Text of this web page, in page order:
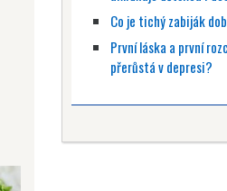
Co je tichý zabiják
První láska a první
přerůstá v depresi?